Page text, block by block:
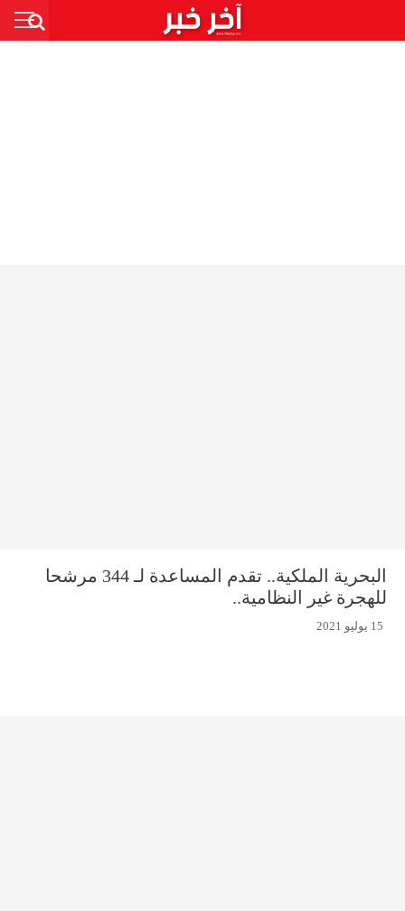
البحرية الملكية.. تقدم المساعدة لـ 344 مرشحا
للهجرة غير النظامية..
15 يوليو 2021